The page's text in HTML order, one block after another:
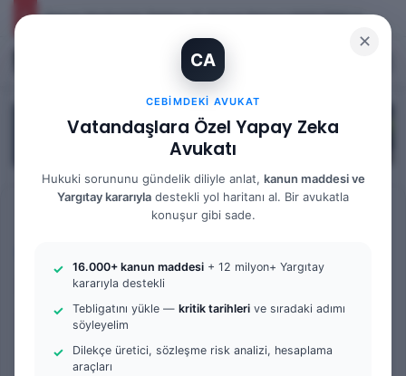
✕
CA
CEBIMDEKI AVUKAT
Vatandaşlara Özel Yapay Zeka
Avukatı
Hukuki sorununu gündelik diliyle anlat, kanun maddesi ve
Yargıtay kararıyla destekli yol haritanı al. Bir avukatla
konuşur gibi sade.
16.000+ kanun maddesi + 12 milyon+ Yargıtay
kararıyla destekli
Tebligatını yükle — kritik tarihleri ve sıradaki adımı
söyleyelim
Dilekçe üretici, sözleşme risk analizi, hesaplama
araçları
Yargıtay Kararı İncelemesi ve Tanık Beyanları: 9. Hukuk Dairesi 2025/7089 K.
Bilgi Bankası/ Yargıtay Kararları
Kira Bedelinin Tespiti ve
İspatı ve Muacceliyet Şartı:
3. Hukuk Dairesi 2025/3118